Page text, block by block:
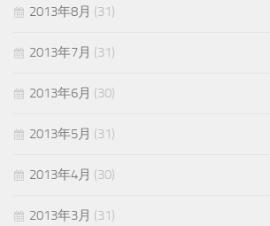
2013年8月 (31)
2013年7月 (31)
2013年6月 (30)
2013年5月 (31)
2013年4月 (30)
2013年3月 (31)